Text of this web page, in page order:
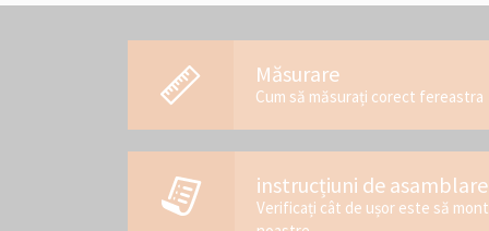
Măsurare
Cum să măsurați corect fereastra
instrucțiuni de asamblare
Verificați cât de ușor este să